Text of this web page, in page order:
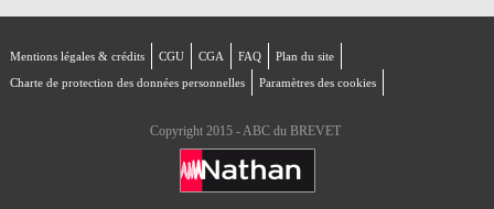
Mentions légales & crédits CGU CGA FAQ
Plan du site
Charte de protection des données personnelles
Paramètres des cookies
Copyright 2015 - ABC du BREVET